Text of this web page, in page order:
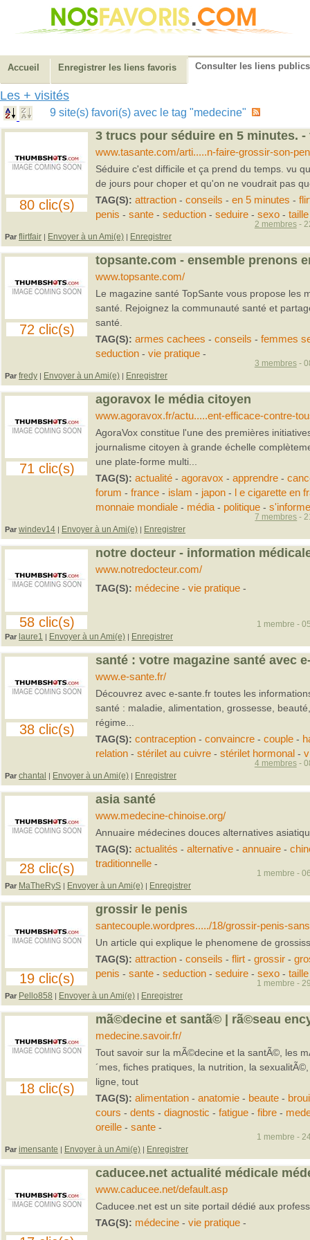
Accueil Enregistrer les liens favoris Consulter les liens publics
Les + visités
9 site(s) favori(s) avec le tag "medecine"
80 clic(s)
3 trucs pour séduire en 5 minutes. -
www.tasante.com/arti.....n-faire-grossir-son-
Séduire c'est difficile et ça prend du temps. vu
de jours pour choper et qu'on ne voudrait pas
TAG(S): attraction- conseils - en 5 minutes -
penis - sante- seduction- seduire- sexo- taille
Par flirtfair | Envoyer à un Ami(e) | Enregistrer
2 membres-
72 clic(s)
topsante.com - ensemble prenons
www.topsante.com/
Le magazine santé TopSante vous propose les
santé. Rejoignez la communauté santé et
santé.
TAG(S): armes cachees - conseils - femmes
seduction- vie pratique-
Par fredy | Envoyer à un Ami(e) | Enregistrer
3 membres-
71 clic(s)
agoravox le média citoyen
www.agoravox.fr/actu.....ent-efficace-contre-
AgoraVox constitue l'une des premières
journalisme citoyen à grande échelle
une plate-forme multi...
TAG(S): actualité- agoravox - apprendre-
forum - france- islam - japon-
l e cigarette en
monnaie mondiale- média- politique-
Par windev14 | Envoyer à un Ami(e) | Enregistrer
7 membres -
58 clic(s)
notre docteur - information
www.notredocteur.com/
TAG(S): médecine- vie pratique-
Par laure1 | Envoyer à un Ami(e) | Enregistrer
1 membre -
38 clic(s)
santé : votre magazine santé avec
www.e-sante.fr/
Découvrez avec e-sante.fr toutes les
santé : maladie, alimentation, grossesse,
régime...
TAG(S): contraception- convaincre- couple-
relation- stérilet au cuivre- stérilet hormonal -
Par chantal | Envoyer à un Ami(e) | Enregistrer
4 membres-
28 clic(s)
asia santé
www.medecine-chinoise.org/
Annuaire médecines douces alternatives
TAG(S): actualités - alternative- annuaire-
traditionnelle-
Par MaTheRyS | Envoyer à un Ami(e) | Enregistrer
1 membre -
19 clic(s)
grossir le penis
santecouple.wordpres...../18/grossir-penis-
Un article qui explique le phenomene de
TAG(S): attraction- conseils - flirt- grossir-
penis - sante- seduction- seduire- sexo- taille
Par Pello858 | Envoyer à un Ami(e) | Enregistrer
1 membre -
18 clic(s)
mã©decine et santã© | rã©seau
medecine.savoir.fr/
Tout savoir sur la mÃ©decine et la santÃ©, les
´mes, fiches pratiques, la nutrition, la
ligne, tout
TAG(S): alimentation- anatomie- beaute-
cours - dents - diagnostic - fatigue- fibre-
oreille- sante-
Par imensante | Envoyer à un Ami(e) | Enregistrer
1 membre -
caducee.net actualité médicale
www.caducee.net/default.asp
Caducee.net est un site portail dédié aux
TAG(S): médecine- vie pratique-